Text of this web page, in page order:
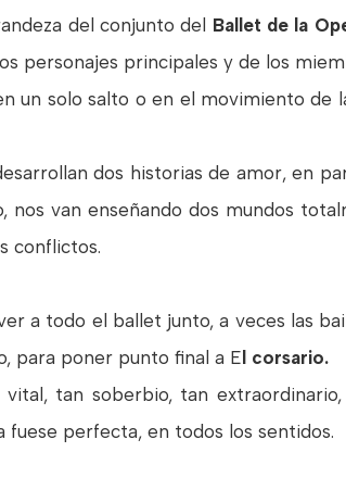
del conjunto del Ballet de la
personajes principales y de los
un solo salto o en el movimiento de
dos historias de amor, en
nos van enseñando dos mundos
conflictos.
a todo el ballet junto, a veces las
para poner punto final a El corsario.
tan soberbio, tan
fuese perfecta, en todos los sentidos.